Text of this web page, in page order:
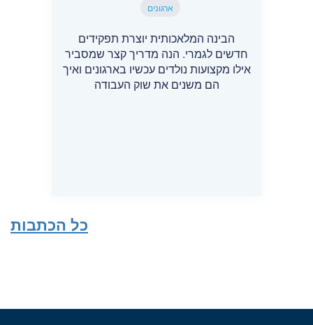
ארגונים
הבינה המלאכותית יוצרת תפקידים
חדשים לגמרי. הנה מדריך קצר שמסביר
אילו מקצועות נולדים עכשיו בארגונים ואיך
הם משנים את שוק העבודה
כל הכתבות